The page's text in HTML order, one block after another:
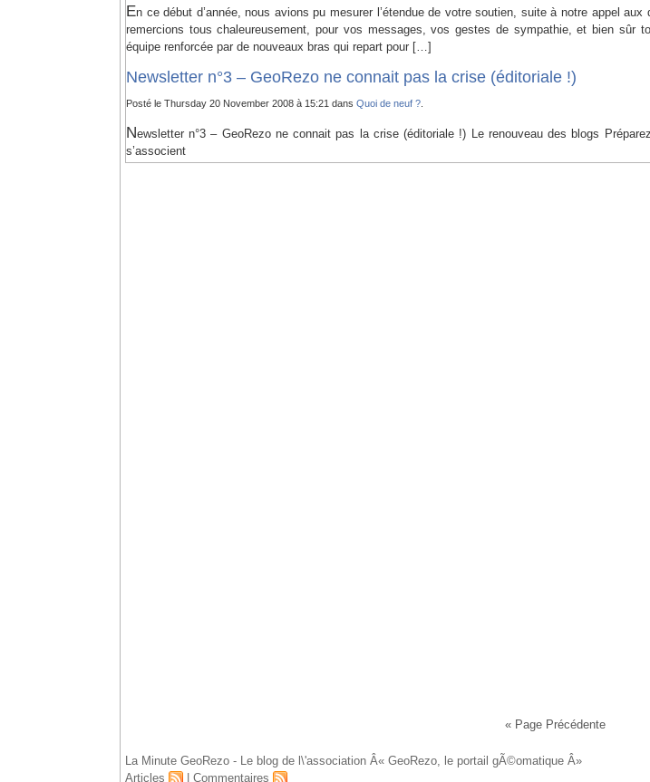
En ce début d’année, nous avions pu mesurer l’étendue de votre soutien, suite à notre appel
remercions tous chaleureusement, pour vos messages, vos gestes de sympathie, et bien sûr
équipe renforcée par de nouveaux bras qui repart pour […]
Newsletter n°3 – GeoRezo ne connait pas la crise (éditoriale !)
Posté le Thursday 20 November 2008 à 15:21 dans Quoi de neuf ?.
Newsletter n°3 – GeoRezo ne connait pas la crise (éditoriale !) Le renouveau des blogs
s’associent
« Page Précédente
La Minute GeoRezo - Le blog de l\'association Â« GeoRezo, le portail gÃ©omatique Â»
Articles
| Commentaires